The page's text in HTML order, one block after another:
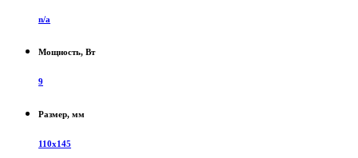
n/a
Мощность, Вт
9
Размер, мм
110х145